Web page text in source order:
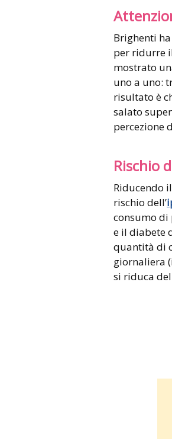
Brighenti
per ridurre
mostrato
uno a uno:
risultato è
salato
percezione
Rischio
Riducendo
rischio dell’
consumo di
e il diabete
quantità di
giornaliera
si riduca